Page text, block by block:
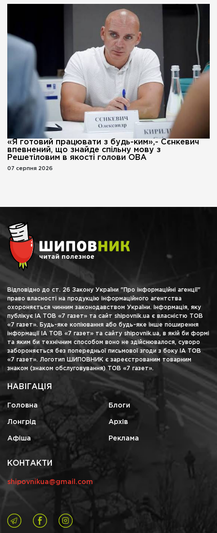
«Я готовий працювати з будь-ким»,- Сєнкевич
впевнений, що знайде спільну мову з
Решетіловим в якості голови ОВА
07 серпня 2026
Відповідно до ст. 26 Закону України "Про інформаційні агенції"
право власності на продукцію інформаційного агентства
охороняється чинним законодавством України. Інформація, яку
публікує ІА ТОВ «7 газет» та сайт shipovnik.ua є власністю ТОВ
«7 газет». Будь-яке копіювання або будь-яке інше поширення
інформації ІА ТОВ «7 газет» та сайту shipovnik.ua, в якій би формі
та яким би технічним способом воно не здійснювалося, суворо
забороняється без попередньої письмової згоди з боку ІА ТОВ
«7 газет». Логотип ШИПОВНИК є зареєстрованим товарним
знаком (знаком обслуговування) ТОВ «7 газет».
НАВІГАЦІЯ
Головна Блоги
Лонгрід Архів
Афіша Реклама
КОНТАКТИ
shipovnikua@gmail.com